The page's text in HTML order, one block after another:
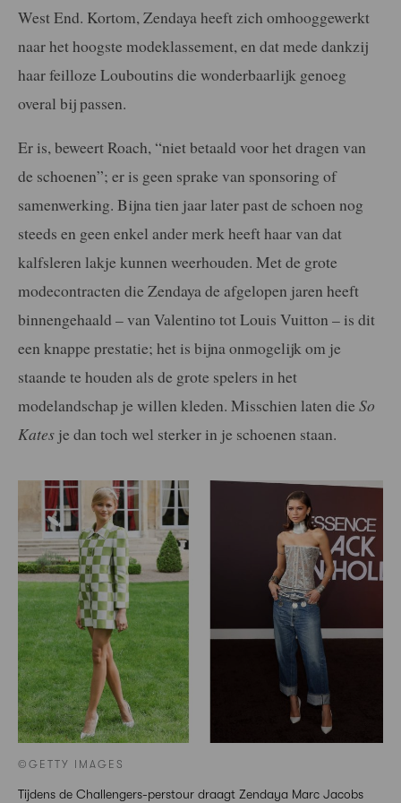
West End. Kortom, Zendaya heeft zich omhooggewerkt
naar het hoogste modeklassement, en dat mede dankzij
haar feilloze Louboutins die wonderbaarlijk genoeg
overal bij passen.
Er is, beweert Roach, “niet betaald voor het dragen van
de schoenen”; er is geen sprake van sponsoring of
samenwerking. Bijna tien jaar later past de schoen nog
steeds en geen enkel ander merk heeft haar van dat
kalfsleren lakje kunnen weerhouden. Met de grote
modecontracten die Zendaya de afgelopen jaren heeft
binnengehaald – van Valentino tot Louis Vuitton – is dit
een knappe prestatie; het is bijna onmogelijk om je
staande te houden als de grote spelers in het
modelandschap je willen kleden. Misschien laten die So
Kates je dan toch wel sterker in je schoenen staan.
©GETTY IMAGES
Tijdens de Challengers-perstour draagt Zendaya Marc Jacobs